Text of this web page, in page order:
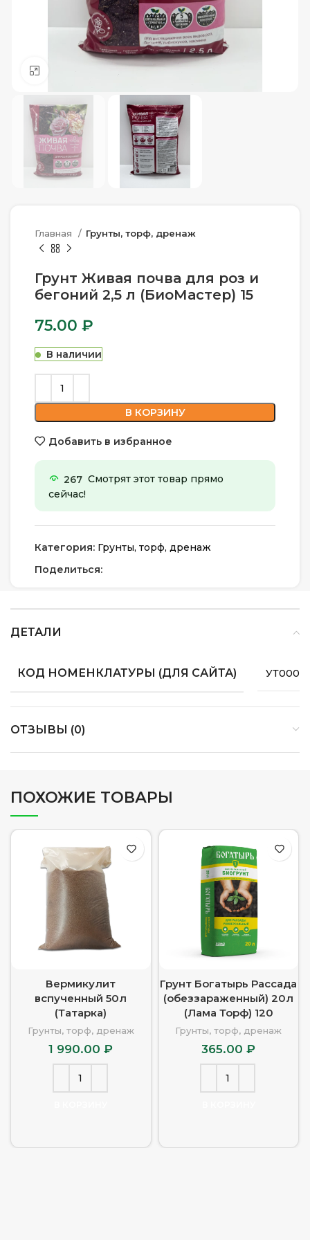
Нажмите, чтобы увеличить
Главная Грунты, торф, дренаж
Грунт Живая почва для роз и
бегоний 2,5 л (БиоМастер) 15
75.00 ₽
В наличии
В КОРЗИНУ
Добавить в избранное
267 Смотрят этот товар прямо
сейчас!
Категория: Грунты, торф, дренаж
Поделиться:
ДЕТАЛИ
КОД НОМЕНКЛАТУРЫ (ДЛЯ САЙТА)
ОТЗЫВЫ (0)
ПОХОЖИЕ ТОВАРЫ
Вермикулит
вспученный 50л
(Татарка)
Грунты, торф, дренаж
1 990.00₽
Грунт Богатырь Рассада
(обеззараженный) 20л
(Лама Торф) 120
Грунты, торф, дренаж
365.00₽